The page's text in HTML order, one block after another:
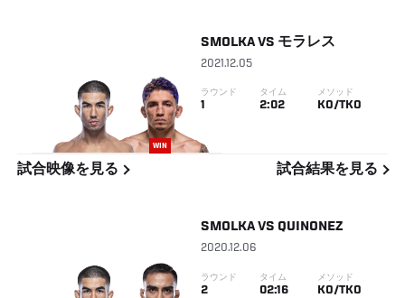
WIN
SMOLKAVS モラレス
2021.12.05
ラウンド
1
タイム
2:02
メソッド
KO/TKO
試合映像を見る 試合結果を見る
SMOLKAVS QUINONEZ
2020.12.06
ラウンド
2
タイム
02:16
メソッド
KO/TKO